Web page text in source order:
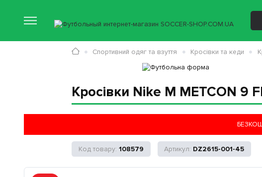
Кросівки Nike M METCON 9
108579 DZ2615-001-45
Спортивний одяг та взуття Кросівки та кеди